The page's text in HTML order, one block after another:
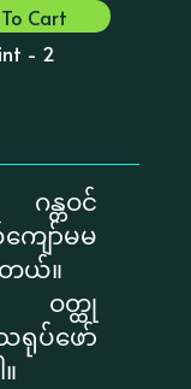
Add To Cart
- 2
န္တဝင်
ျော်မမ
တယ်။
ဝတ္ထု
ပ်ဖော်